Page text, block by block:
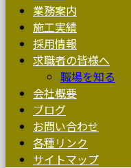
業務案内
施工実績
採用情報
求職者の皆様へ
職場を知る
会社概要
ブログ
お問い合わせ
各種リンク
サイトマップ